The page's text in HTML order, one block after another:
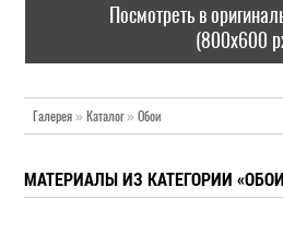
Посмотреть в
(800x600
Галерея » Каталог» Обои
МАТЕРИАЛЫ ИЗ КАТЕГОРИИ